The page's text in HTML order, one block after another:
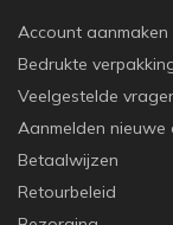
Account aanmaken
Bedrukte
Veelgestelde
Aanmelden nieuwe
Betaalwijzen
Retourbeleid